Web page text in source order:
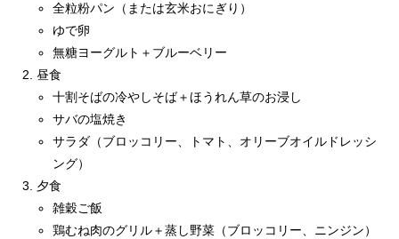
全粒粉パン（または玄米おにぎり）
ゆで卵
無糖ヨーグルト＋ブルーベリー
昼食
十割そばの冷やしそば＋ほうれん草のお浸し
サバの塩焼き
サラダ（ブロッコリー、トマト、オリーブオイルドレッシ
ング）
夕食
雑穀ご飯
鶏むね肉のグリル＋蒸し野菜（ブロッコリー、ニンジン）